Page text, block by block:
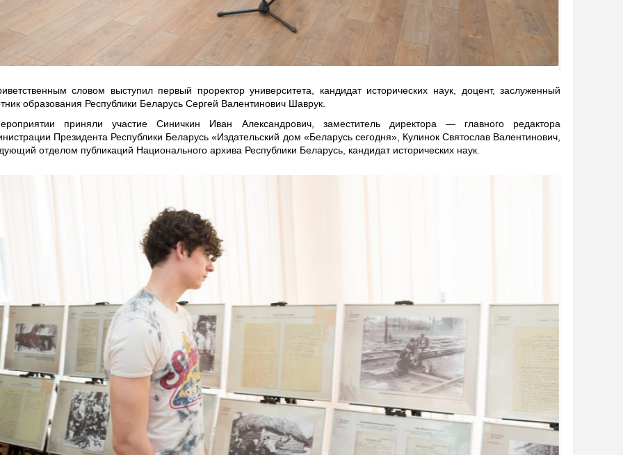
словом выступил первый проректор университета, кандидат исторических наук, доцент, заслуженный
образования Республики Беларусь Сергей Валентинович Шаврук.
приняли участие Синичкин Иван Александрович, заместитель директора — главного редактора
Президента Республики Беларусь «Издательский дом «Беларусь сегодня», Кулинок Святослав Валентинович,
отделом публикаций Национального архива Республики Беларусь, кандидат исторических наук.